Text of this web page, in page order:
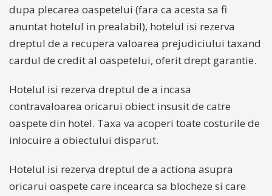
dupa plecarea oaspetelui (fara ca acesta sa fi
anuntat hotelul in prealabil), hotelul isi rezerva
dreptul de a recupera valoarea prejudiciului taxand
cardul de credit al oaspetelui, oferit drept garantie.
Hotelul isi rezerva dreptul de a incasa
contravaloarea oricarui obiect insusit de catre
oaspete din hotel. Taxa va acoperi toate costurile de
inlocuire a obiectului disparut.
Hotelul isi rezerva dreptul de a actiona asupra
oricarui oaspete care incearca sa blocheze si care